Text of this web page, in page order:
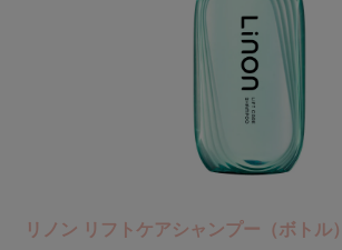
リノン リフトケアシャンプー（ボトル）